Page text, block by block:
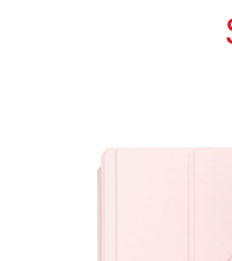
皮套 翻